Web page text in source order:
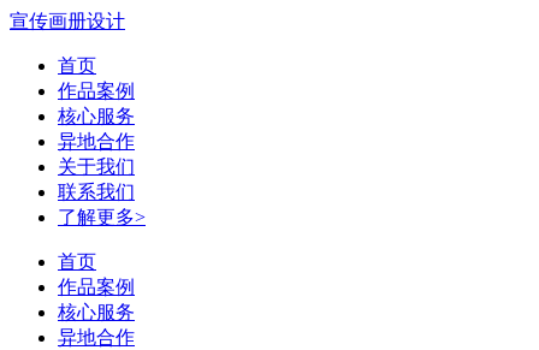
宣传画册设计
首页
作品案例
核心服务
异地合作
关于我们
联系我们
了解更多>
首页
作品案例
核心服务
异地合作